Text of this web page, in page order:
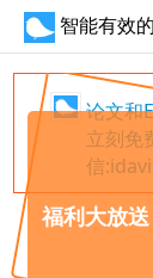
智能有效
论文和
立刻免
信
福利大放